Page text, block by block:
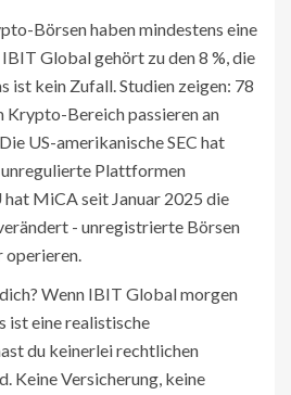
Börsen haben mindestens eine
Global gehört zu den 8 %, die
ist kein Zufall. Studien zeigen: 78
Krypto-Bereich passieren an
US-amerikanische SEC hat
Plattformen
hat MiCA seit Januar 2025 die
- unregistrierte Börsen
operieren.
Wenn IBIT Global morgen
ist eine realistische
du keinerlei rechtlichen
Keine Versicherung, keine